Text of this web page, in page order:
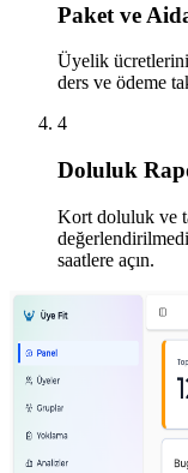
Paket ve
Üyelik ücretlerini
ders ve ödeme
4
Doluluk
Kort doluluk ve
saatlere açın.